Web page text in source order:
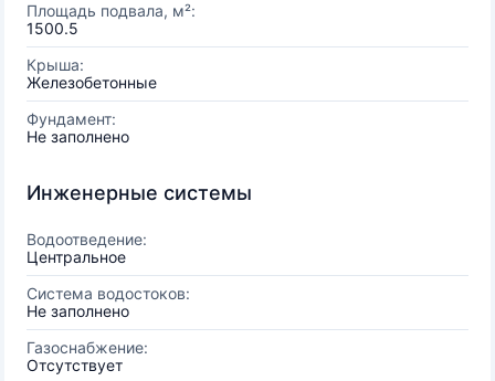
Площадь подвала, м²:
1500.5
Крыша:
Железобетонные
Фундамент:
Не заполнено
Инженерные системы
Водоотведение:
Центральное
Система водостоков:
Не заполнено
Газоснабжение:
Отсутствует